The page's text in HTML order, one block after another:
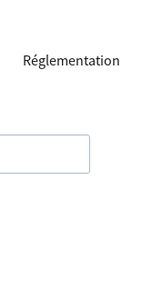
Réglementation